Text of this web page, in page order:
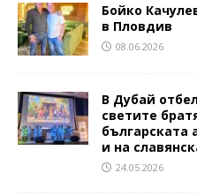
Бойко
в Пловдив
08.06.2026
В Дубай
светите
българската
и на
24.05.2026